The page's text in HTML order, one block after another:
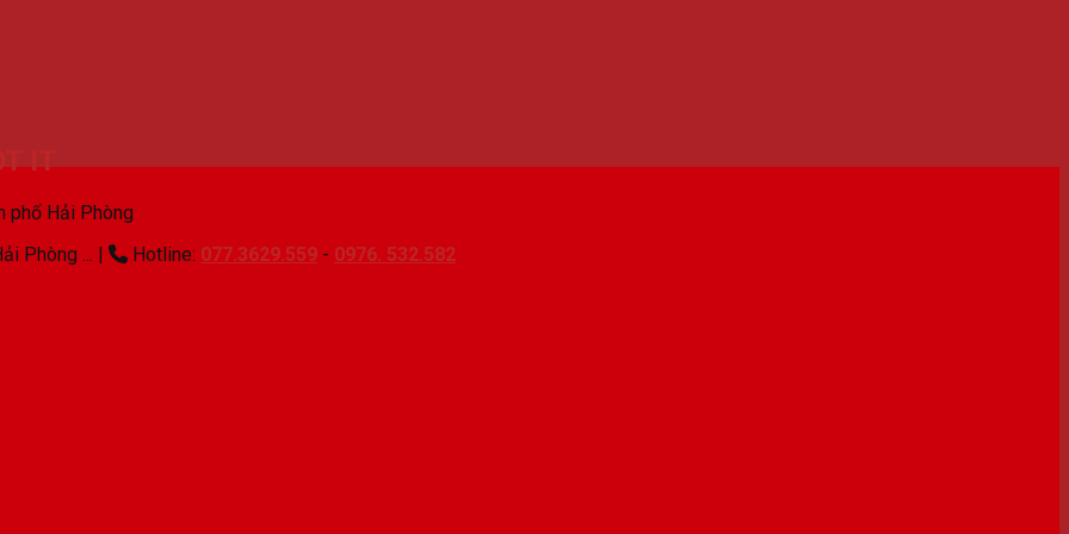
IT
phố Hải Phòng
Phòng ... | Hotline: 077.3629.559 - 0976. 532.582